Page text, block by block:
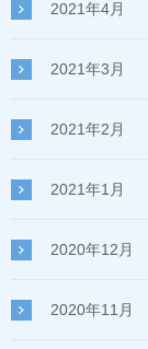
2021年4月
2021年3月
2021年2月
2021年1月
2020年12月
2020年11月